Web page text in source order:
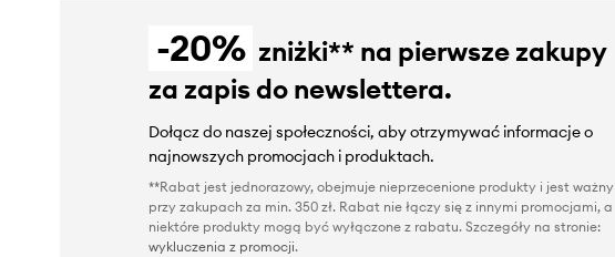
-20% zniżki** na pierwsze zakupy
za zapis do newslettera.
Dołącz do naszej społeczności, aby otrzymywać informacje o
najnowszych promocjach i produktach.
**Rabat jest jednorazowy, obejmuje nieprzecenione produkty i jest ważny
przy zakupach za min. 350 zł. Rabat nie łączy się z innymi promocjami, a
niektóre produkty mogą być wyłączone z rabatu. Szczegóły na stronie:
wykluczenia z promocji.